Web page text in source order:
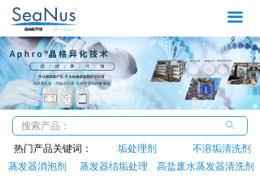
끀
首页
蒸发器阻垢剂
蒸发器清洗剂
蒸发器消泡剂
清洗服务
蒸发器消泡剂
热门产品关键词： 不溶垢清洗剂
垢处理剂
ꄙ
蒸发器结垢处理 高盐废水蒸发器清洗剂